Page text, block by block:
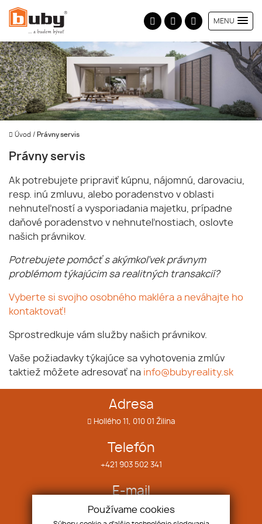
MENU
Úvod / Právny servis
Právny servis
Ak potrebujete pripraviť kúpnu, nájomnú, darovaciu,
resp. inú zmluvu, alebo poradenstvo v oblasti
nehnuteľností a vysporiadania majetku, prípadne
daňové poradenstvo v nehnuteľnostiach, oslovte
našich právnikov.
Potrebujete pomôcť s akýmkoľvek právnym
problémom týkajúcim sa realitných transakcií?
Vyberte si svojho osobného makléra a neváhajte ho
kontaktovať!
Sprostredkuje vám služby našich právnikov.
Vaše požiadavky týkajúce sa vyhotovenia zmlúv
taktiež môžete adresovať na info@bubyreality.sk
Adresa
Hollého 11, 010 01 Žilina
Telefón
+421 903 502 341
E-mail
info@bubyreality.sk
Používame cookies